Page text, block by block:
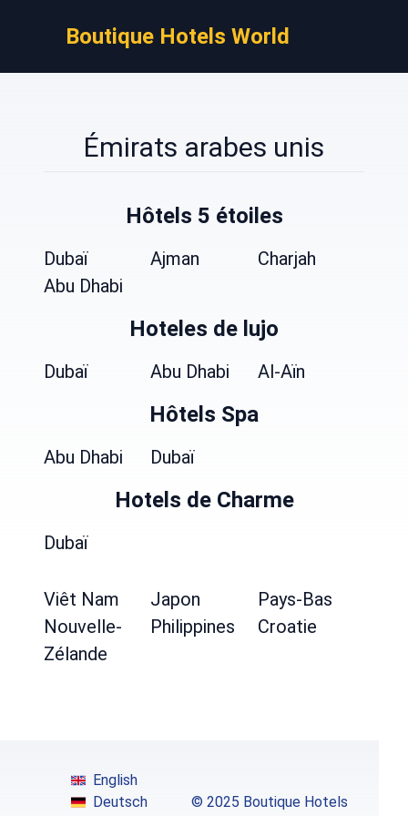
Boutique Hotels World
Émirats arabes unis
Hôtels 5 étoiles
Dubaï Ajman
Charjah
Abu Dhabi
Hoteles de lujo
Dubaï Abu Dhabi Al-Aïn
Hôtels Spa
Abu Dhabi Dubaï
Hotels de Charme
Dubaï
Viêt Nam Japon
Pays-Bas
Nouvelle-
Zélande
Philippines Croatie
English
Deutsch
© 2025 Boutique Hotels